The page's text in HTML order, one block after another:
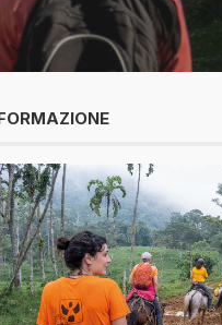
Emergenza Confini - Grecia